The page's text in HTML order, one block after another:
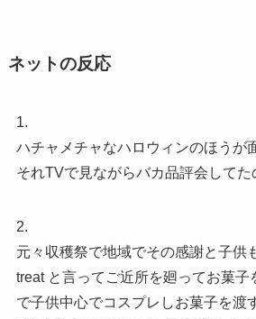
ネットの反応
1.
ハチャメチャなハロウィンのほうが
それTVで見ながらバカ品評会してた
2.
元々収穫祭で地域でその感謝と子供
treat と言ってご近所を廻ってお菓子
で子供中心でコスプレしお菓子を渡